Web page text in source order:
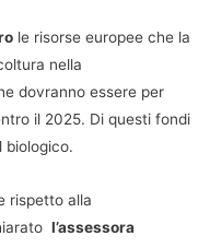
le risorse europee che la
nella
dovranno essere per
il 2025. Di questi fondi
biologico.
rispetto alla
l’assessora